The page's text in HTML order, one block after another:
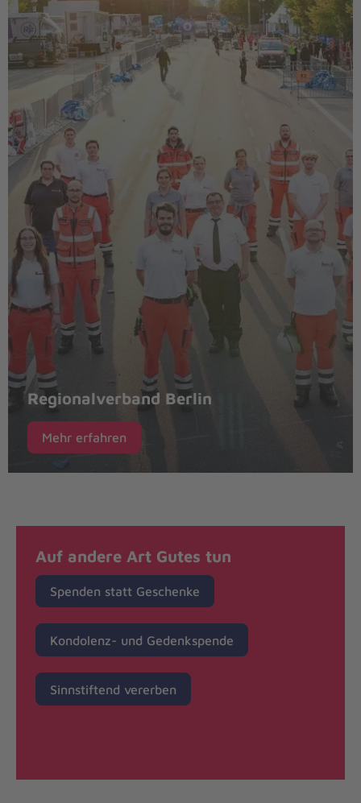
Regionalverband Berlin
Mehr erfahren
Auf andere Art Gutes tun
Spenden statt Geschenke
Kondolenz- und Gedenkspende
Sinnstiftend vererben